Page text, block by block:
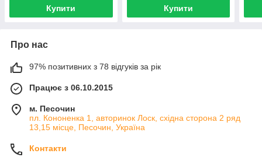
Купити Купити
Про нас
97% позитивних з 78 відгуків за рік
Працює з 06.10.2015
м. Песочин
пл. Кононенка 1, авторинок Лоск, східна сторона 2 ряд
13,15 місце, Песочин, Україна
Контакти